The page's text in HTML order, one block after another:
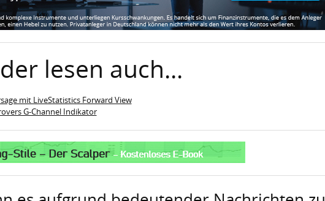
lesen auch...
mit LiveStatistics Forward View
G-Channel Indikator